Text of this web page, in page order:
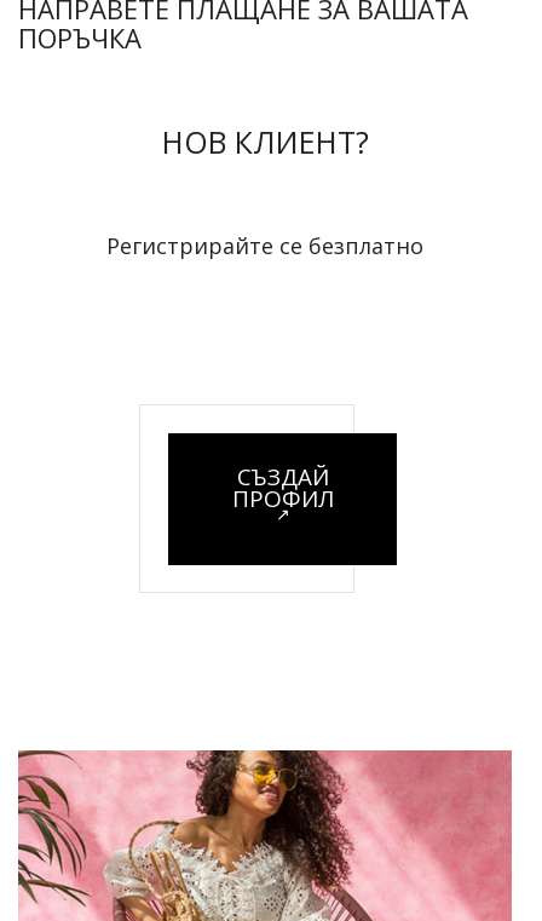
НАПРАВЕТЕ ПЛАЩАНЕ ЗА ВАШАТА
ПОРЪЧКА
НОВ КЛИЕНТ?
Регистрирайте се безплатно
СЪЗДАЙ
ПРОФИЛ